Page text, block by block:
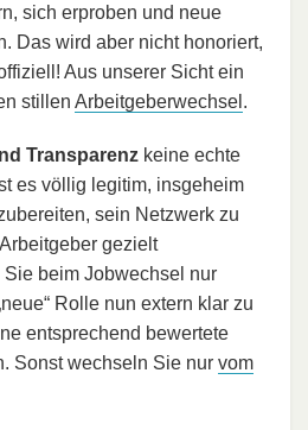
sich erproben und neue
Das wird aber nicht honoriert,
Aus unserer Sicht ein
stillen Arbeitgeberwechsel .
Transparenz keine echte
es völlig legitim, insgeheim
sein Netzwerk zu
gezielt
beim Jobwechsel nur
Rolle nun extern klar zu
entsprechend bewertete
Sonst wechseln Sie nur vom